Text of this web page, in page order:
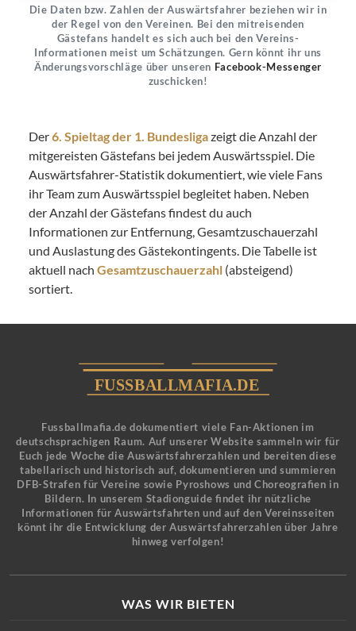
Die Daten bzw. Zahlen der Auswärtsfahrer beziehen wir in
der Regel von den Vereinen. Bei den mitreisenden
Gästefans handelt es sich auch bei den Vereins-
Informationen meist um Schätzungen. Gern könnt ihr uns
Änderungsvorschläge über unseren Facebook-Messenger
zuschicken!
Der6. Spieltag der 1. Bundesligazeigt die Anzahl der
mitgereisten Gästefans bei jedem Auswärtsspiel. Die
Auswärtsfahrer-Statistik dokumentiert, wie viele Fans
ihr Team zum Auswärtsspiel begleitet haben. Neben
der Anzahl der Gästefans findest du auch
Informationen zur Entfernung, Gesamtzuschauerzahl
und Auslastung des Gästekontingents. Die Tabelle ist
aktuell nach Gesamtzuschauerzahl (absteigend)
sortiert.
Fussballmafia.de dokumentiert viele Fan-Aktionen im
deutschsprachigen Raum. Auf unserer Website sammeln wir für
Euch jede Woche die Auswärtsfahrerzahlen und bereiten diese
tabellarisch und historisch auf, dokumentieren und summieren
DFB-Strafen für Vereine sowie Pyroshows und Choreografien in
Bildern. In unserem Stadionguide findet ihr nützliche
Informationen für Auswärtsfahrten und auf den Vereinsseiten
könnt ihr die Entwicklung der Auswärtsfahrerzahlen über Jahre
hinweg verfolgen!
WAS WIR BIETEN